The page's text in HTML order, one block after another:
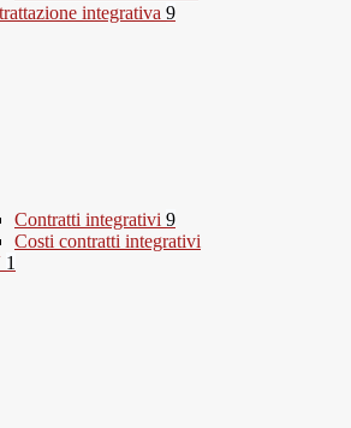
integrativa 9
Contratti integrativi 9
Costi contratti integrativi
1